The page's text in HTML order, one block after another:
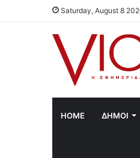
Saturday, August 8
HOME ΔΗΜΟΙ